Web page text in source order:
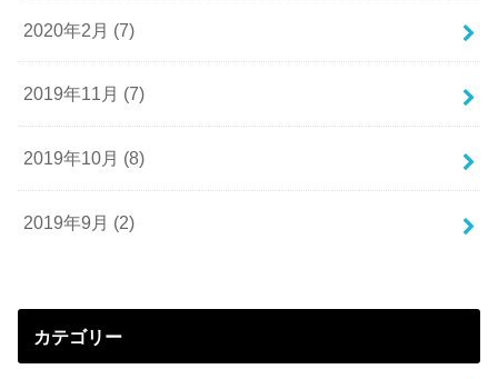
2020年2月 (7)
2019年11月 (7)
2019年10月 (8)
2019年9月 (2)
カテゴリー